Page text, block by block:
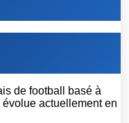
de football basé à
actuellement en